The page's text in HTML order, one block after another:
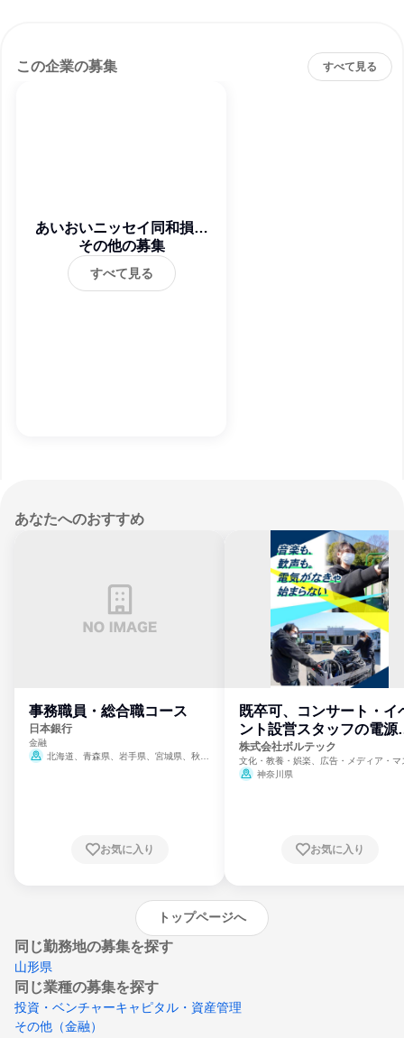
この企業の募集 すべて見る
あいおいニッセイ同和損害
保険株式会社
その他の募集
すべて見る
あなたへのおすすめ
事務職員・総合職コース
日本銀行
金融
北海道、青森県、岩手県、宮城県、秋田
崎県、熊本県、大分県、宮崎県、鹿児島県、
お気に入り
既卒可、コンサート・イ
ント設営スタッフの電源
門
株式会社ボルテック
文化・教養・娯楽、広告・メディア・マ
ミ、電力・ガス・水道・エネルギー
神奈川県
お気に入り
トップページへ
同じ勤務地の募集を探す
山形県
同じ業種の募集を探す
投資・ベンチャーキャピタル・資産管理
その他（金融）